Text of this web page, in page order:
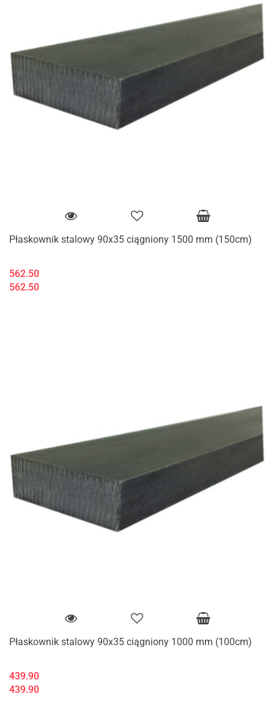
Płaskownik stalowy 90x35 ciągniony 1500 mm (150cm)
562.50
562.50
Płaskownik stalowy 90x35 ciągniony 1000 mm (100cm)
439.90
439.90